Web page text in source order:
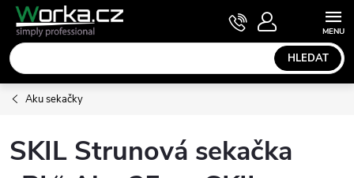
Přejít
obsah
HLEDAT
NÁKUPNÍ
KOŠÍK
Aku sekačky
SKIL Strunová sekačka